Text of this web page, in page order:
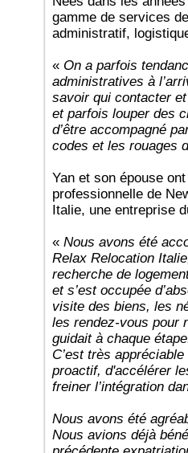
gamme de services
administratif,
«On a parfois
administratives à
savoir qui contacter
et parfois louper des
d’être accompagné
codes et les rouages
Yan et son épouse
professionnelle de
Italie, une entreprise
«Nous avons été
Relax Relocation
recherche de
et s’est occupée
visite des biens, les
les rendez-vous
guidait à chaque
C’est très
proactif, d'accélérer
freiner l’intégration
Nous avons été
Nous avions déjà